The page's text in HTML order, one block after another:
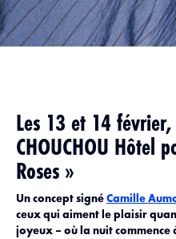
Les 13 et 14
CHOUCHOU Hôtel
Roses »
Un concept signé Camille
ceux qui aiment le plaisir
joyeux – où la nuit commence